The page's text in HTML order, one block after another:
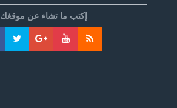
إكتب ما تشاء عن موقغك .